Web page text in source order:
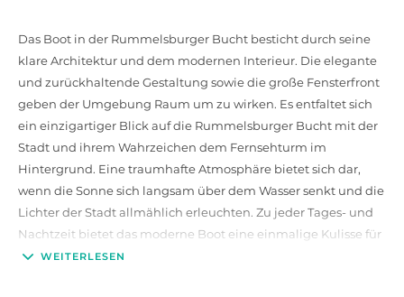
Das Boot in der Rummelsburger Bucht besticht durch seine
klare Architektur und dem modernen Interieur. Die elegante
und zurückhaltende Gestaltung sowie die große Fensterfront
geben der Umgebung Raum um zu wirken. Es entfaltet sich
ein einzigartiger Blick auf die Rummelsburger Bucht mit der
Stadt und ihrem Wahrzeichen dem Fernsehturm im
Hintergrund. Eine traumhafte Atmosphäre bietet sich dar,
wenn die Sonne sich langsam über dem Wasser senkt und die
Lichter der Stadt allmählich erleuchten. Zu jeder Tages- und
Nachtzeit bietet das moderne Boot eine einmalige Kulisse für
Foto- und Filmproduktionen, Marketing und PR
WEITERLESEN